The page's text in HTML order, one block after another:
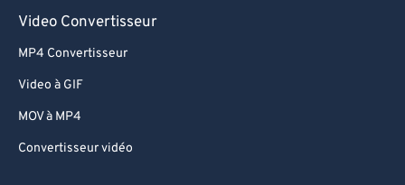
Video Convertisseur
MP4 Convertisseur
Video à GIF
MOV à MP4
Convertisseur vidéo